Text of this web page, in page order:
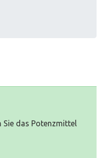
Sie das Potenzmittel